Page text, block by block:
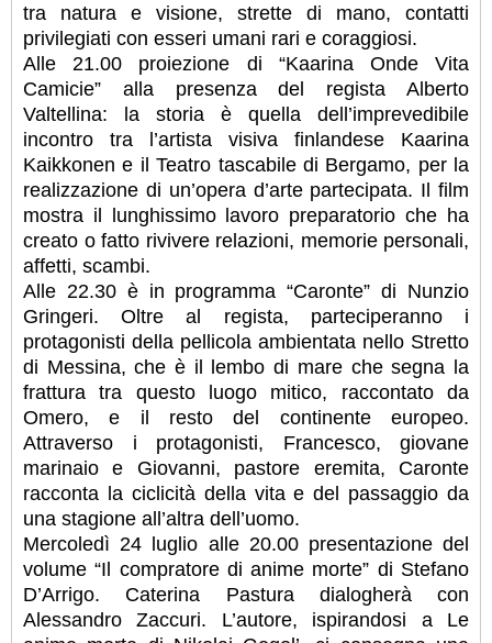
tra natura e visione, strette di mano, contatti
privilegiati con esseri umani rari e coraggiosi.
Alle 21.00 proiezione di “Kaarina Onde Vita
Camicie” alla presenza del regista Alberto
Valtellina: la storia è quella dell’imprevedibile
incontro tra l’artista visiva finlandese Kaarina
Kaikkonen e il Teatro tascabile di Bergamo, per la
realizzazione di un’opera d’arte partecipata. Il film
mostra il lunghissimo lavoro preparatorio che ha
creato o fatto rivivere relazioni, memorie personali,
affetti, scambi.
Alle 22.30 è in programma “Caronte” di Nunzio
Gringeri. Oltre al regista, parteciperanno i
protagonisti della pellicola ambientata nello Stretto
di Messina, che è il lembo di mare che segna la
frattura tra questo luogo mitico, raccontato da
Omero, e il resto del continente europeo.
Attraverso i protagonisti, Francesco, giovane
marinaio e Giovanni, pastore eremita, Caronte
racconta la ciclicità della vita e del passaggio da
una stagione all’altra dell’uomo.
Mercoledì 24 luglio alle 20.00 presentazione del
volume “Il compratore di anime morte” di Stefano
D’Arrigo. Caterina Pastura dialogherà con
Alessandro Zaccuri. L’autore, ispirandosi a Le